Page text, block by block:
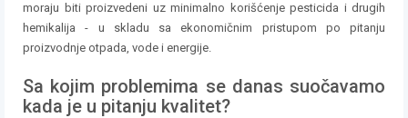
moraju biti proizvedeni uz minimalno korišćenje pesticida i drugih
hemikalija - u skladu sa ekonomičnim pristupom po pitanju
proizvodnje otpada, vode i energije.
Sa kojim problemima se danas suočavamo
kada je u pitanju kvalitet?